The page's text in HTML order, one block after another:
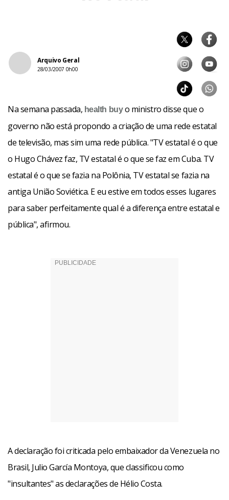
Arquivo Geral
28/03/2007 0h00
Na semana passada, health buyo ministro disse que o
governo não está propondo a criação de uma rede estatal
de televisão, mas sim uma rede pública. "TV estatal é o que
o HugoChávez faz, TV estatal é o que se faz em Cuba. TV
estatal é o que se fazia na Polônia, TV estatal se fazia na
antiga União Soviética. E eu estive em todos esses lugares
para saber perfeitamente qual é a diferença entre estatal e
pública", afirmou.
A declaração foi criticada pelo embaixador da Venezuela no
Brasil, Julio García Montoya, que classificou como
"insultantes" as declarações de Hélio Costa.